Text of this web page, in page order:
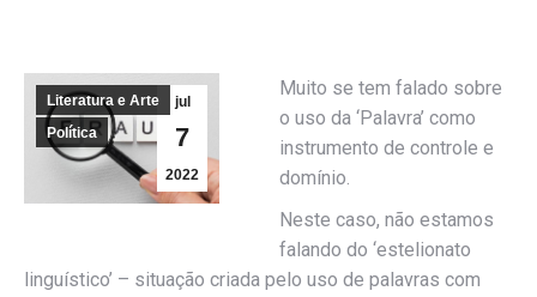
jul
7
2022
Literatura e Arte
Política
Muito se tem falado sobre
o uso da ‘Palavra’ como
instrumento de controle e
domínio.
Neste caso, não estamos
falando do ‘estelionato
linguístico’ – situação criada pelo uso de palavras com